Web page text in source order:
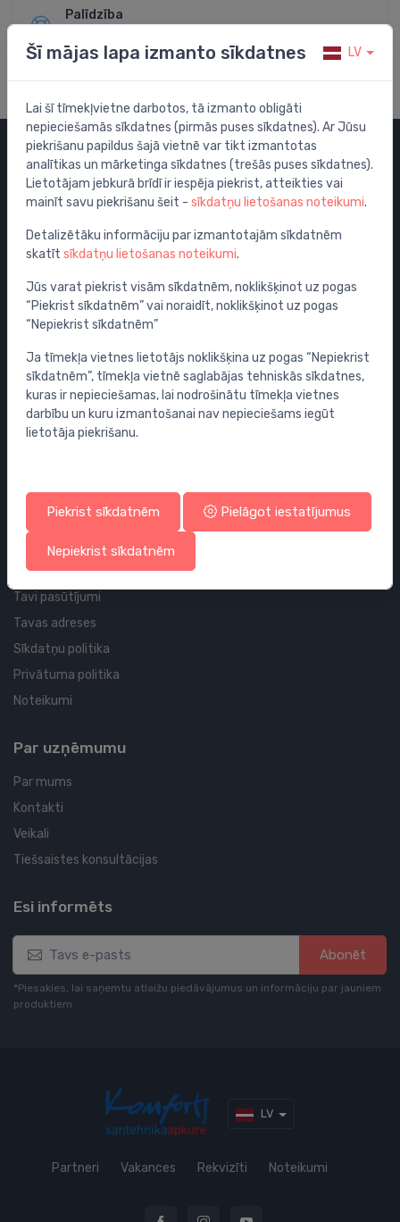
Palīdzība
Kategorijas
Izpārdošana
Maisītāji
Izlietnes
Tualetes podi
Vannas
Dušas
Vannas istabas piederumi
Mēbeles
Rāmji un skalošanas sistēmas
Sifoni
Cauruļvadi un Veidgabali
Profila un piegādes informācija
Tavs konts
Tavi pasūtījumi
Tavas adreses
Sīkdatņu politika
Privātuma politika
Noteikumi
Par uzņēmumu
Par mums
Kontakti
Veikali
Tiešsaistes konsultācijas
Esi informēts
Abonēt
*Piesakies, lai saņemtu atlaižu piedāvājumus un informāciju par jauniem
produktiem
LV
Partneri Vakances Rekvizīti Noteikumi
Šī mājas lapa izmanto sīkdatnes LV
Lai šī tīmekļvietne darbotos, tā izmanto obligāti
nepieciešamās sīkdatnes (pirmās puses sīkdatnes). Ar Jūsu
piekrišanu papildus šajā vietnē var tikt izmantotas
analītikas un mārketinga sīkdatnes (trešās puses sīkdatnes).
Lietotājam jebkurā brīdī ir iespēja piekrist, atteikties vai
mainīt savu piekrišanu šeit - sīkdatņu lietošanas noteikumi.
Detalizētāku informāciju par izmantotajām sīkdatnēm
skatīt sīkdatņu lietošanas noteikumi.
Jūs varat piekrist visām sīkdatnēm, noklikšķinot uz pogas
“Piekrist sīkdatnēm” vai noraidīt, noklikšķinot uz pogas
“Nepiekrist sīkdatnēm”
Ja tīmekļa vietnes lietotājs noklikšķina uz pogas “Nepiekrist
sīkdatnēm”, tīmekļa vietnē saglabājas tehniskās sīkdatnes,
kuras ir nepieciešamas, lai nodrošinātu tīmekļa vietnes
darbību un kuru izmantošanai nav nepieciešams iegūt
lietotāja piekrišanu.
Piekrist sīkdatnēm Pielāgot iestatījumus
Nepiekrist sīkdatnēm